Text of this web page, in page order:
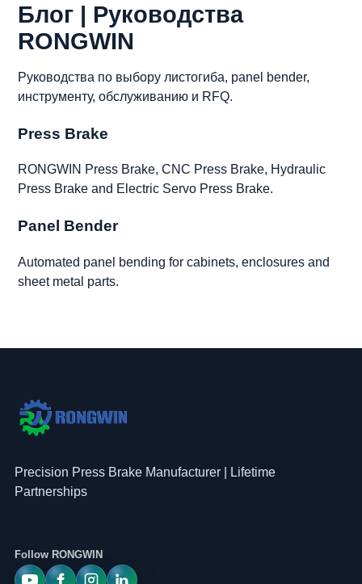
Блог | Руководства
RONGWIN
Руководства по выбору листогиба, panel bender,
инструменту, обслуживанию и RFQ.
Press Brake
RONGWIN Press Brake, CNC Press Brake, Hydraulic
Press Brake and Electric Servo Press Brake.
Panel Bender
Automated panel bending for cabinets, enclosures and
sheet metal parts.
Precision Press Brake Manufacturer | Lifetime
Partnerships
Follow RONGWIN